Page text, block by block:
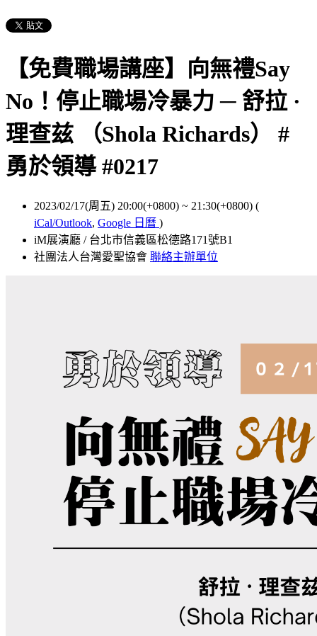
【免費職場講座】向無禮Say
No！停止職場冷暴力 ─ 舒拉 ·
理查兹 （Shola Richards） #
勇於領導 #0217
2023/02/17(周五) 20:00(+0800) ~ 21:30(+0800) (
iCal/Outlook, Google 日曆 )
iM展演廳 / 台北市信義區松德路171號B1
社團法人台灣愛聖協會 聯絡主辦單位